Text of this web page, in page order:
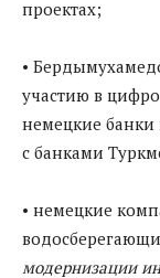
проектах;
•
участию в
немецкие банки
с банками
• немецкие
модернизации